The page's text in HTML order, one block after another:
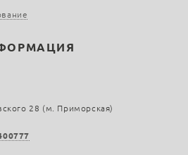
28 (м. Приморская)